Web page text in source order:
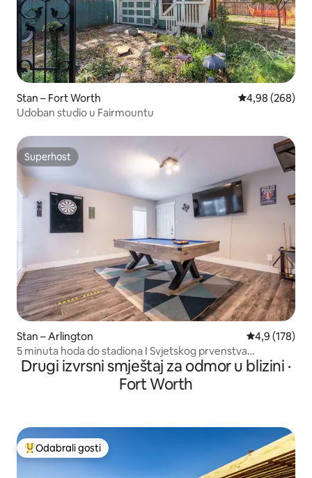
Stan – Fort Worth Prosječna
4,98 (268)
Udoban studio u Fairmountu
Superhost
Superhost
Stan – Arlington Prosječna
4,9 (178)
5 minuta hoda do stadiona I Svjetskog prvenstva
Besplatno parkiranje
Drugi izvrsni smještaj za odmor u blizini ·
Fort Worth
Među najviše rangiranima s oznakom „Odabrali gosti”
Odabrali gosti